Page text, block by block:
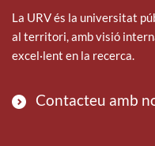
La URV és la universitat
al territori, amb visió
excel·lent en la recerca.
Contacteu amb